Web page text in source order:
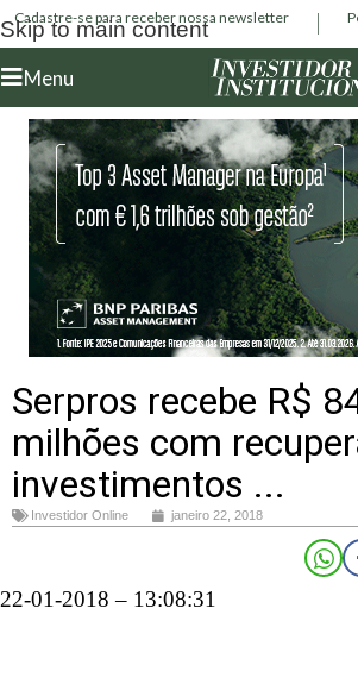
Skip to main content
Cadastre-se para receber nossa newsletter
Menu
Serpros recebe R$
milhões com
investimentos ...
Investidor Online janeiro 22, 2018
22-01-2018 – 13:08:31